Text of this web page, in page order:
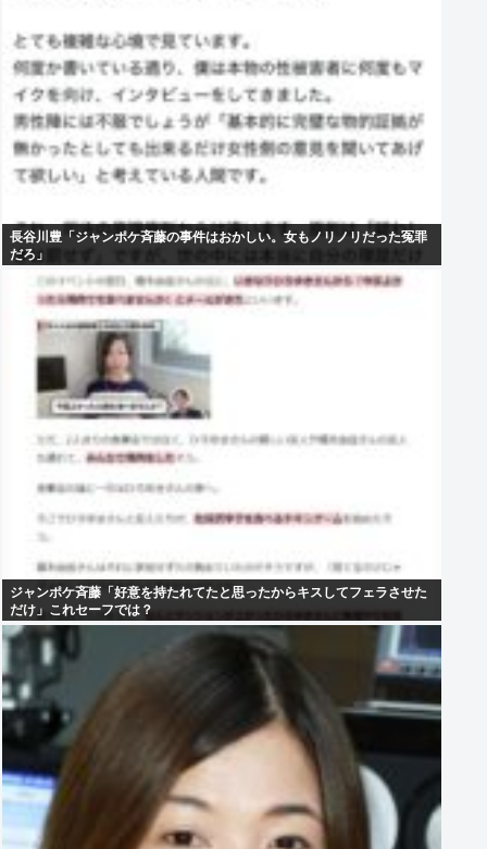
長谷川豊「ジャンポケ斉藤の事件はおかしい。女もノリノリだった冤罪
だろ」
ジャンポケ斉藤「好意を持たれてたと思ったからキスしてフェラさせた
だけ」これセーフでは？